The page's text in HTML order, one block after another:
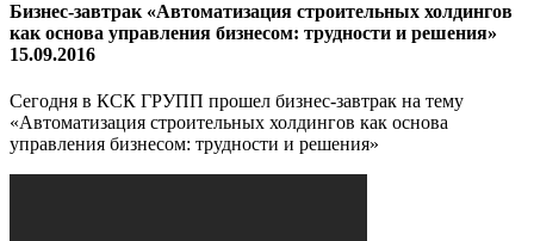
Бизнес-завтрак «Автоматизация строительных холдингов
как основа управления бизнесом: трудности и решения»
15.09.2016
Сегодня в КСК ГРУПП прошел бизнес-завтрак на тему
«Автоматизация строительных холдингов как основа
управления бизнесом: трудности и решения»